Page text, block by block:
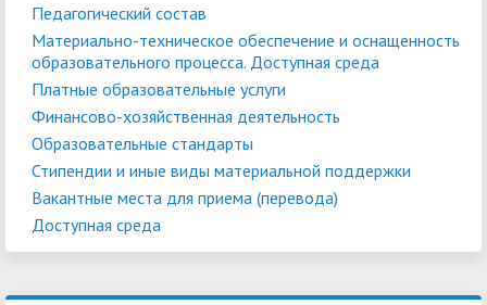
Педагогический состав
Материально-техническое обеспечение и оснащенность
образовательного процесса. Доступная среда
Платные образовательные услуги
Финансово-хозяйственная деятельность
Образовательные стандарты
Стипендии и иные виды материальной поддержки
Вакантные места для приема (перевода)
Доступная среда